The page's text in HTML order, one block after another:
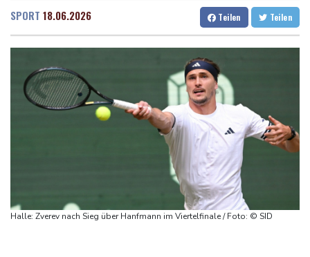
Dresden
Wien
25 °C
Baden-Baden
20 °C
2025 verunglückte alle 18 Minuten ein Kind im Straßenverkehr -
Auto gerät in Gegenverkehr: Drei Frauen sterben bei
Verkehrsunfall in Bayern
80-Jährige stirbt bei heftigem Waldbrand in Kanada
Westeuropa erlebt heißesten Juni und Juli seit Beginn der
Datenbank: 2025 starben weltweit 350 humanitäre Helfer - 186
Trump verzichtet offenbar vorerst auf Angriffe auf Iran: "Halten
uns zurück"
Trauer um Jorge Messi: Fußballstar Lionel Messi nimmt Abschied
SPORT 18.06.2026 Teilen Teilen
Halle: Zverev nach Sieg über Hanfmann im Viertelfinale / Foto: © SID